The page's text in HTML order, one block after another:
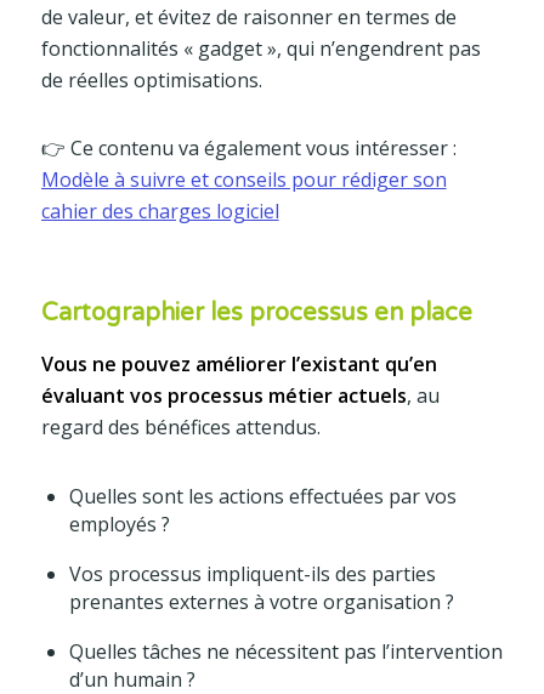
de valeur, et évitez de raisonner en termes de
fonctionnalités « gadget », qui n’engendrent pas
de réelles optimisations.
👉 Ce contenu va également vous intéresser :
Modèle à suivre et conseils pour rédiger son
cahier des charges logiciel
Cartographier les processus en place
Vous ne pouvez améliorer l’existant qu’en
évaluant vos processus métier actuels, au
regard des bénéfices attendus.
Quelles sont les actions effectuées par vos
employés ?
Vos processus impliquent-ils des parties
prenantes externes à votre organisation ?
Quelles tâches ne nécessitent pas l’intervention
d’un humain ?